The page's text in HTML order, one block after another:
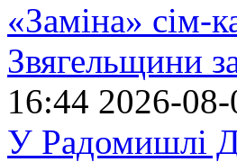
«Заміна» сім-
Звягельщини
16:44 2026-08-
У Радомишлі